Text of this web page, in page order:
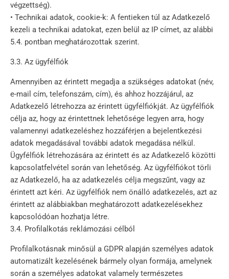
végzettség).
• Technikai adatok, cookie-k: A fentieken túl az Adatkezelő
kezeli a technikai adatokat, ezen belül az IP címet, az alábbi
5.4. pontban meghatározottak szerint.
3.3. Az ügyfélfiók
Amennyiben az érintett megadja a szükséges adatokat (név,
e-mail cím, telefonszám, cím), és ahhoz hozzájárul, az
Adatkezelő létrehozza az érintett ügyfélfiókját. Az ügyfélfiók
célja az, hogy az érintettnek lehetősége legyen arra, hogy
valamennyi adatkezeléshez hozzáférjen a bejelentkezési
adatok megadásával további adatok megadása nélkül.
Ügyfélfiók létrehozására az érintett és az Adatkezelő közötti
kapcsolatfelvétel során van lehetőség. Az ügyfélfiókot törli
az Adatkezelő, ha az adatkezelés célja megszűnt, vagy az
érintett azt kéri. Az ügyfélfiók nem önálló adatkezelés, azt az
érintett az alábbiakban meghatározott adatkezelésekhez
kapcsolódóan hozhatja létre.
3.4. Profilalkotás reklámozási célból
Profilalkotásnak minősül a GDPR alapján személyes adatok
automatizált kezelésének bármely olyan formája, amelynek
során a személyes adatokat valamely természetes